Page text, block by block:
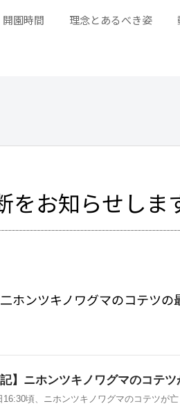
開園時間 理念とあるべき姿
をお知らせしま
ホンツキノワグマのコテツ